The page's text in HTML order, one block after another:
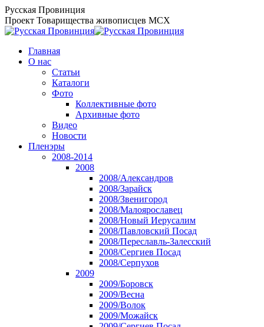
Перейти
к
содержанию
Русская Провинция
Проект Товарищества живописцев МСХ
Главная
О нас
Статьи
Каталоги
Фото
Коллективные фото
Архивные фото
Видео
Новости
Пленэры
2008-2014
2008
2008/Александров
2008/Зарайск
2008/Звенигород
2008/Малоярославец
2008/Новый Иерусалим
2008/Павловский Посад
2008/Переславль-Залесский
2008/Сергиев Посад
2008/Серпухов
2009
2009/Боровск
2009/Весна
2009/Волок
2009/Можайск